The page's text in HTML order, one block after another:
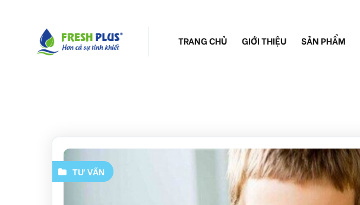
TRANG CHỦ GIỚI THIỆU SẢN PHẨM
TƯ VẤN